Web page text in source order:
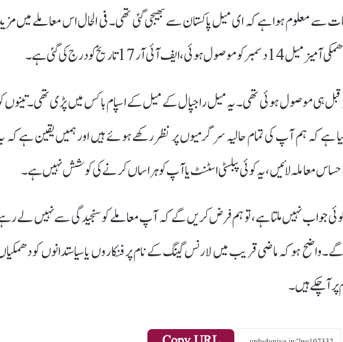
سے معلوم ہوا ہے کہ ای میل پاکستان سے بھیجی گئی تھی۔ فی الحال اس معاملے میں
آر 17 تاریخ کو درج کی گئی ہے۔
قبل ہی موصول ہوئی تھی۔ یہ میل راجپال کے میل کے اسپام باکس میں پڑی تھی۔تینوں
ہے کہ ہم آپ کی تمام حالیہ سرگرمیوں پر نظر رکھے ہوئے ہیں اور ہمیں یقین ہے کہ
معاملہ لائیں، یہ کوئی پبلسٹی اسٹنٹ یا آپ کو ہراساں کرنے کی کوشش نہیں ہے۔
جواب نہیں ملتا ہے، تو ہم فرض کریں گے کہ آپ معاملے کو سنجیدگی سے نہیں لے
ہو کہ ماضی قریب میں لارنس گینگ کے نام پر فنکاروں یا سیاستدانوں کو
آچکے ہیں۔